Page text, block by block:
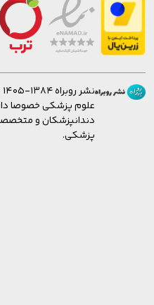
علوم پزشکی خصوصا
دندانپزشکان و
پزشکی.